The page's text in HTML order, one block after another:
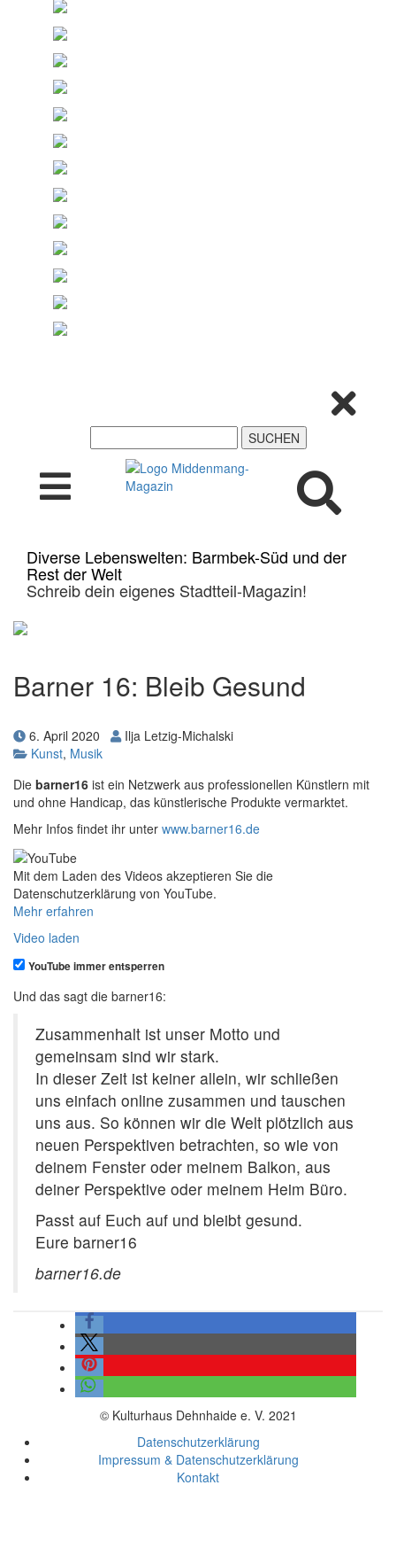
Diverse Lebenswelten: Barmbek-Süd und der
Rest der Welt
Schreib dein eigenes Stadtteil-Magazin!
Barner 16: Bleib Gesund
6. April 2020
Ilja Letzig-Michalski
Kunst, Musik
Die barner16 ist ein Netzwerk aus professionellen Künstlern mit
und ohne Handicap, das künstlerische Produkte vermarktet.
Mehr Infos findet ihr unter www.barner16.de
Mit dem Laden des Videos akzeptieren Sie die
Datenschutzerklärung von YouTube.
Mehr erfahren
Video laden
YouTube immer entsperren
Und das sagt die barner16:
Zusammenhalt ist unser Motto und
gemeinsam sind wir stark.
In dieser Zeit ist keiner allein, wir schließen
uns einfach online zusammen und tauschen
uns aus. So können wir die Welt plötzlich aus
neuen Perspektiven betrachten, so wie von
deinem Fenster oder meinem Balkon, aus
deiner Perspektive oder meinem Heim Büro.
Passt auf Euch auf und bleibt gesund.
Eure barner16
barner16.de
© Kulturhaus Dehnhaide e. V. 2021
Datenschutzerklärung
Impressum & Datenschutzerklärung
Kontakt